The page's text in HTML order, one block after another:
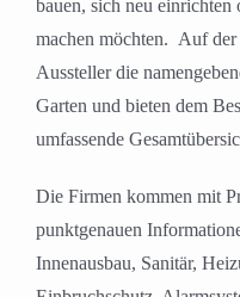
bauen, sich neu
machen möchten. Auf
Aussteller die
Garten und bieten dem
umfassende
Die Firmen kommen mit
punktgenauen
Innenausbau, Sanitär,